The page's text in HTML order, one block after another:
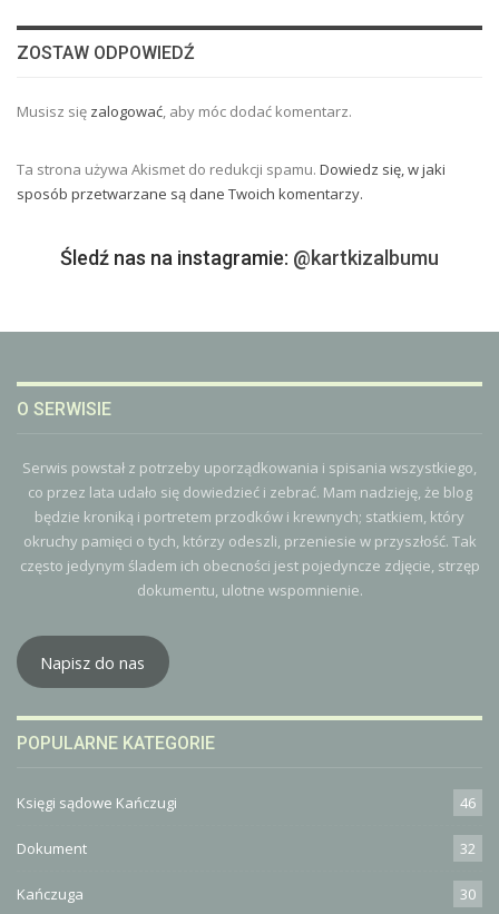
ZOSTAW ODPOWIEDŹ
Musisz się zalogować, aby móc dodać komentarz.
Ta strona używa Akismet do redukcji spamu. Dowiedz się, w jaki
sposób przetwarzane są dane Twoich komentarzy.
Śledź nas na instagramie: @kartkizalbumu
O SERWISIE
Serwis powstał z potrzeby uporządkowania i spisania wszystkiego,
co przez lata udało się dowiedzieć i zebrać. Mam nadzieję, że blog
będzie kroniką i portretem przodków i krewnych; statkiem, który
okruchy pamięci o tych, którzy odeszli, przeniesie w przyszłość. Tak
często jedynym śladem ich obecności jest pojedyncze zdjęcie, strzęp
dokumentu, ulotne wspomnienie.
Napisz do nas
POPULARNE KATEGORIE
Księgi sądowe Kańczugi 46
Dokument 32
Kańczuga 30